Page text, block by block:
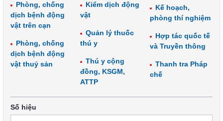
Phòng, chống
dịch bệnh động
vật trên cạn
Phòng, chống
dịch bệnh động
vật thuỷ sản
Kiểm dịch động
vật
Quản lý thuốc
thú y
Thú y cộng
đồng, KSGM,
ATTP
Kế hoạch,
phòng thí nghiệm
Hợp tác quốc tế
và Truyền thông
Thanh tra Pháp
chế
Số hiệu